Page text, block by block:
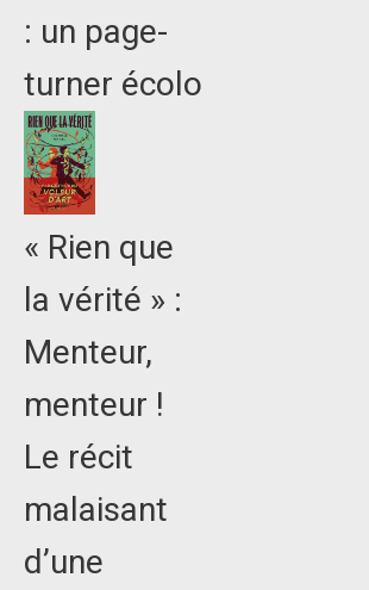
: un page-
turner écolo
« Rien que
la vérité » :
Menteur,
menteur !
Le récit
malaisant
d’une